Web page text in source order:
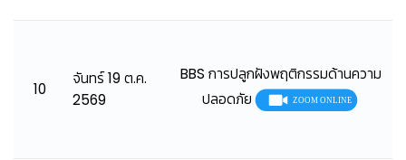
10
จันทร์ 19 ต.ค.
2569
BBS การปลูกฝังพฤติกรรมด้านความ
ปลอดภัย